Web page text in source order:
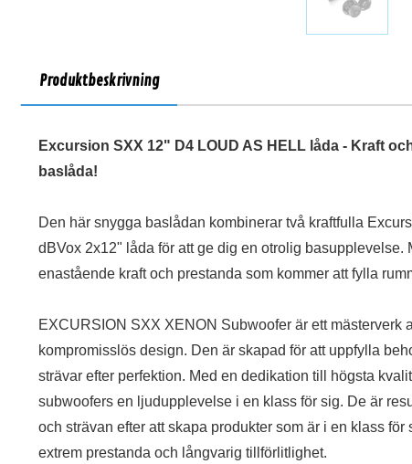
Produktbeskrivning
Excursion SXX 12" D4 LOUD AS HELL låda - Kraft
baslåda!
Den här snygga baslådan kombinerar två kraftfulla
dBVox 2x12" låda för att ge dig en otrolig basupplevelse.
enastående kraft och prestanda som kommer att fylla
EXCURSION SXX XENON Subwoofer är ett mästerverk
kompromisslös design. Den är skapad för att uppfylla
strävar efter perfektion. Med en dedikation till högsta
subwoofers en ljudupplevelse i en klass för sig. De är
och strävan efter att skapa produkter som är i en klass
extrem prestanda och långvarig tillförlitlighet.